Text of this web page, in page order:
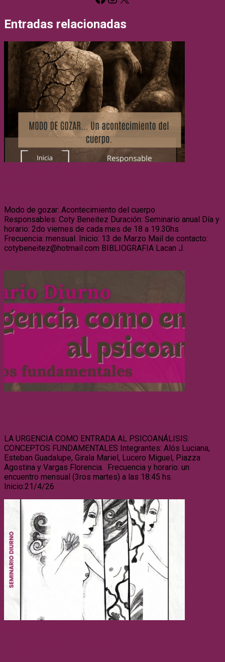
Entradas relacionadas
Modo de gozar: Acontecimiento del cuerpo
Responsables: Coty Beneitez Duración: Seminario anual Día y
horario: 2do viernes de cada mes de 18 a 19.30hs
Frecuencia: mensual. Inicio: 13 de Marzo Mail de contacto:
cotybeneitez@hotmail.com BIBLIOGRAFIA Lacan J.
LA URGENCIA COMO ENTRADA AL PSICOANÁLISIS:
CONCEPTOS FUNDAMENTALES Integrantes: Alós Luciana,
Esteban Guadalupe, Girala Mariel, Lucero Miguel, Piazza
Agostina y Vargas Florencia. Frecuencia y horario: un
encuentro mensual (3ros martes) a las 18:45 hs.
Inicio:21/4/26